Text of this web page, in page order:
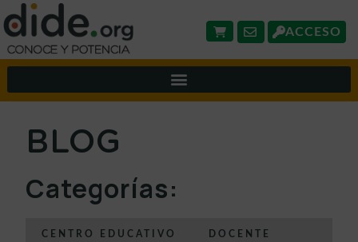
ACCESO
BLOG
Categorías:
CENTRO EDUCATIVO DOCENTE